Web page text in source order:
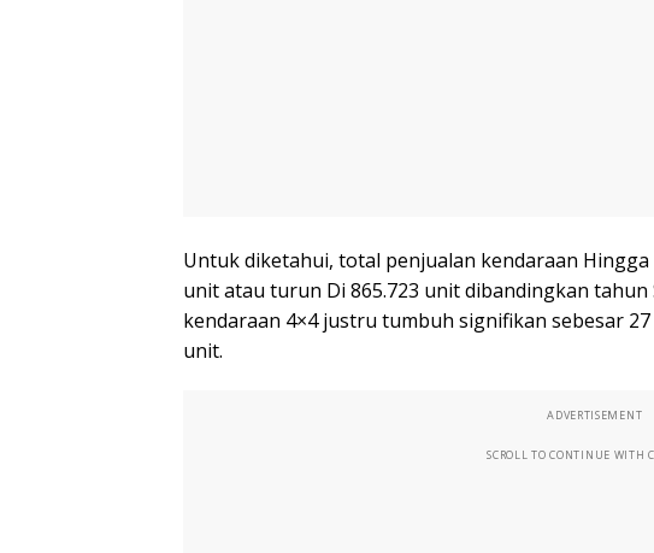
Untuk diketahui, total penjualan kendaraan Hingga
unit atau turun Di 865.723 unit dibandingkan tahun
kendaraan 4×4 justru tumbuh signifikan sebesar
unit.
ADVERTISEMENT
SCROLL TO CONTINUE WITH